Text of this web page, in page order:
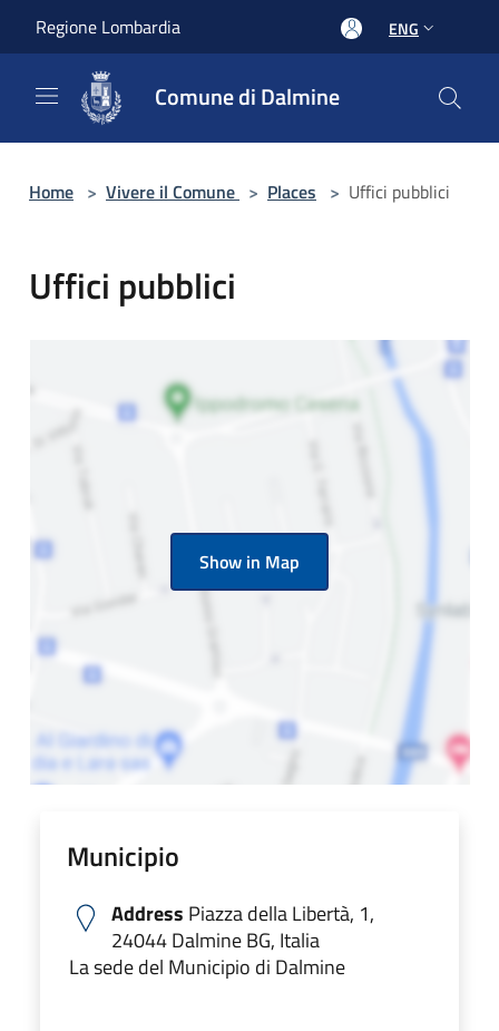
Regione Lombardia ENG
Comune di Dalmine
Home > Vivere il Comune > Places > Uffici pubblici
Uffici pubblici
Show in Map
Municipio
Address Piazza della Libertà, 1,
24044 Dalmine BG, Italia
La sede del Municipio di Dalmine